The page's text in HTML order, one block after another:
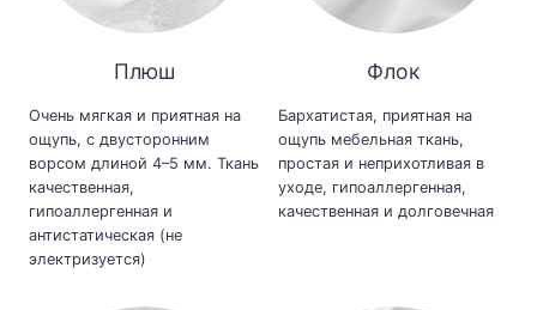
Плюш
Очень мягкая и приятная на
ощупь, с двусторонним
ворсом длиной 4–5 мм. Ткань
качественная,
гипоаллергенная и
антистатическая (не
электризуется)
Флок
Бархатистая, приятная на
ощупь мебельная ткань,
простая и неприхотливая в
уходе, гипоаллергенная,
качественная и долговечная